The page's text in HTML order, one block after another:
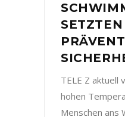
TELE Z aktuell
hohen
Menschen ans